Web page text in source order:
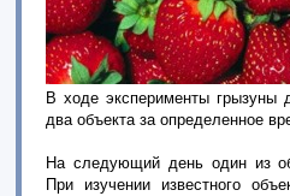
В ходе эксперименты грызуны
два объекта за определенное
На следующий день один из
При изучении известного